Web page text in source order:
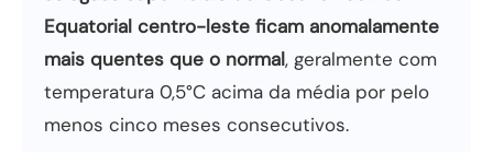
Equatorial centro-leste ficam anomalamente
mais quentes que o normal, geralmente com
temperatura 0,5°C acima da média por pelo
menos cinco meses consecutivos.